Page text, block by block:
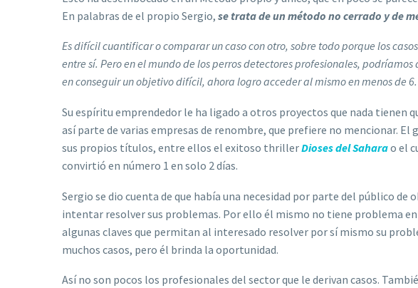
En palabras de el propio Sergio, se trata de un método no cerrado y de
Es difícil cuantificar o comparar un caso con otro, sobre todo porque los
entre sí. Pero en el mundo de los perros detectores profesionales,
en conseguir un objetivo difícil, ahora logro acceder al mismo en menos de 6.
Su espíritu emprendedor le ha ligado a otros proyectos que nada tienen
así parte de varias empresas de renombre, que prefiere no mencionar.
sus propios títulos, entre ellos el exitoso thrillerDioses del Saharao el
convirtió en número 1 en solo 2 días.
Sergio se dio cuenta de que había una necesidad por parte del público de
intentar resolver sus problemas. Por ello él mismo no tiene problema
algunas claves que permitan al interesado resolver por sí mismo su
muchos casos, pero él brinda la oportunidad.
Así no son pocos los profesionales del sector que le derivan casos.